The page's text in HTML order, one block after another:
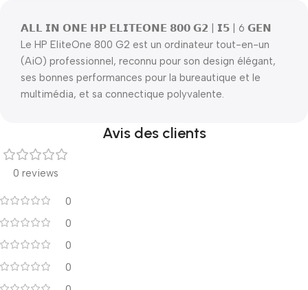
𝗔𝗟𝗟 𝗜𝗡 𝗢𝗡𝗘 𝗛𝗣 𝗘𝗟𝗜𝗧𝗘𝗢𝗡𝗘 𝟴𝟬𝟬 𝗚𝟮 | 𝗜𝟱 | 6 𝗚𝗘𝗡
Le HP EliteOne 800 G2 est un ordinateur tout-en-un
(AiO) professionnel, reconnu pour son design élégant,
ses bonnes performances pour la bureautique et le
multimédia, et sa connectique polyvalente.
Avis des clients
0 reviews
0
0
0
0